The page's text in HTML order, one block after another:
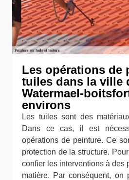
Les opérations de
tuiles dans la ville
Watermael-
environs
Les tuiles sont des
Dans ce cas, il est
opérations de peinture. Ce
protection de la structure.
confier les interventions à des
matière. Par conséquent, on